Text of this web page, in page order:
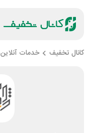
کانال تخفیف خدمات آنلاین